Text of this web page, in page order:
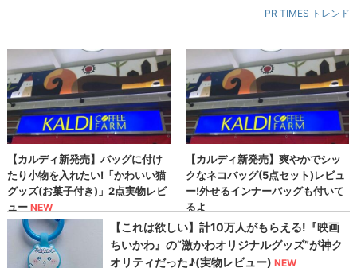
PR TIMES トレンド